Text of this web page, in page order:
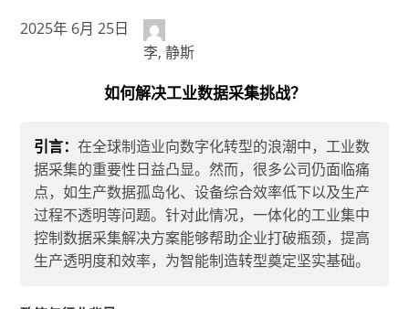
2025年 6月 25日
李, 静斯
如何解决工业数据采集挑战？
引言：在全球制造业向数字化转型的浪潮中，工业数
据采集的重要性日益凸显。然而，很多公司仍面临痛
点，如生产数据孤岛化、设备综合效率低下以及生产
过程不透明等问题。针对此情况，一体化的工业集中
控制数据采集解决方案能够帮助企业打破瓶颈，提高
生产透明度和效率，为智能制造转型奠定坚实基础。